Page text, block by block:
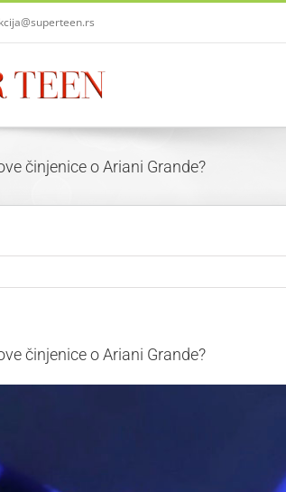
činjenice o Ariani Grande?
činjenice o Ariani Grande?